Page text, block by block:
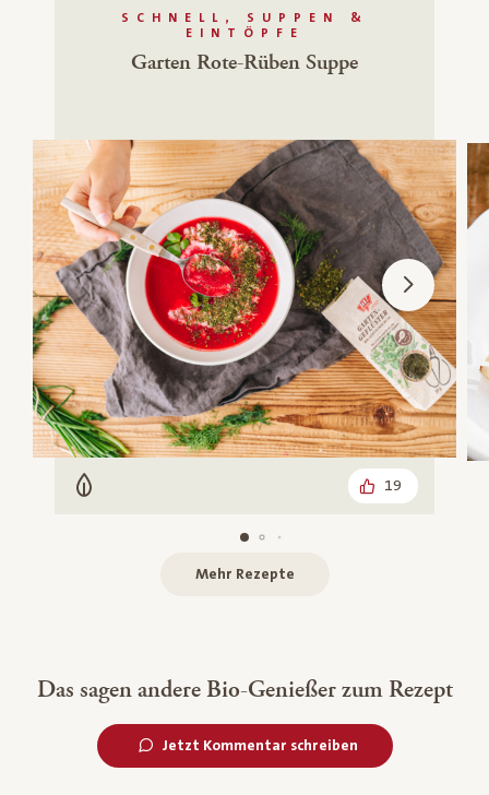
SCHNELL, SUPPEN &
EINTÖPFE
Garten Rote-Rüben Suppe
Vegetarisch 19
Mehr Rezepte
Das sagen andere Bio-Genießer zum Rezept
Jetzt Kommentar schreiben